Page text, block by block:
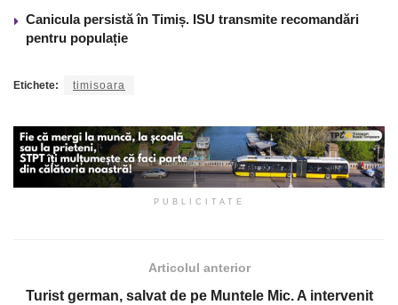
Canicula persistă în Timiș. ISU transmite recomandări
pentru populație
Etichete: timisoara
PUBLICITATE
Articolul anterior
Turist german, salvat de pe Muntele Mic. A intervenit